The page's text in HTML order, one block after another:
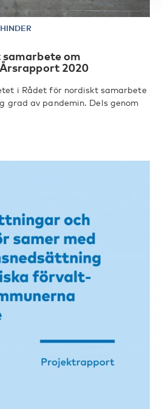
om
2020
i Rådet för nordiskt samarbete
grad av pandemin. Dels genom